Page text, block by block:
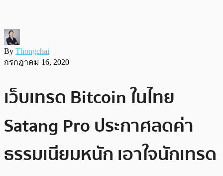
By Thongchai
กรกฎาคม 16, 2020
เว็บเทรด Bitcoin ในไทย
Satang Pro ประกาศลดค่า
ธรรมเนียมหนัก เอาใจนักเทรด